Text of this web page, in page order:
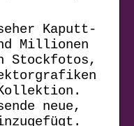
Kaputt-
Millionen
Stockfotos,
neue,